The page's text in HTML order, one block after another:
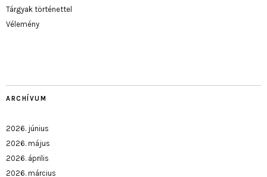
Tárgyak történettel
Vélemény
ARCHÍVUM
2026. június
2026. május
2026. április
2026. március